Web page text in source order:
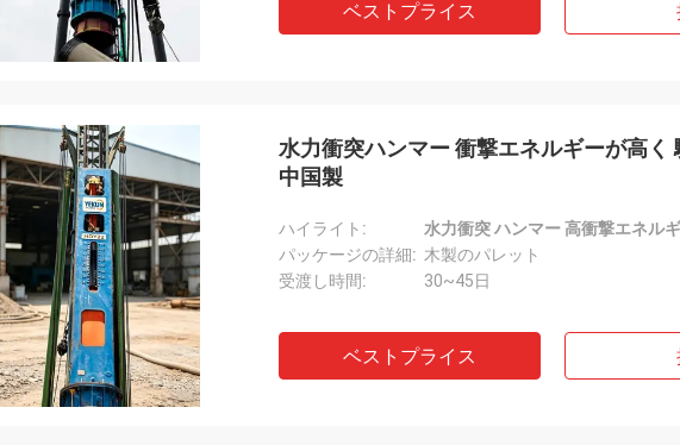
ベストプライス
水力衝突ハンマー 衝撃エネルギーが高
中国製
ハイライト: 水力衝突 ハンマー 高衝撃エネル
パッケージの詳細: 木製のパレット
受渡し時間:
30~45日
ベストプライス